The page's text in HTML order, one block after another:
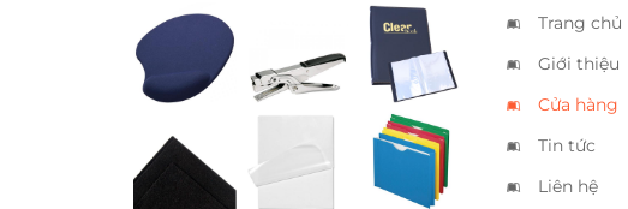
Kanex
HP10
Bìa da 20
lá
Vải nỉ
ép A3
Bìa acco
Trang chủ
Giới thiệu
Cửa hàng
Tin tức
Liên hệ